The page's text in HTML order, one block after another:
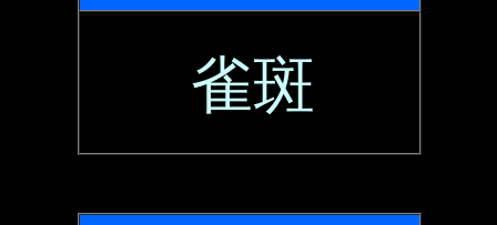
雀斑